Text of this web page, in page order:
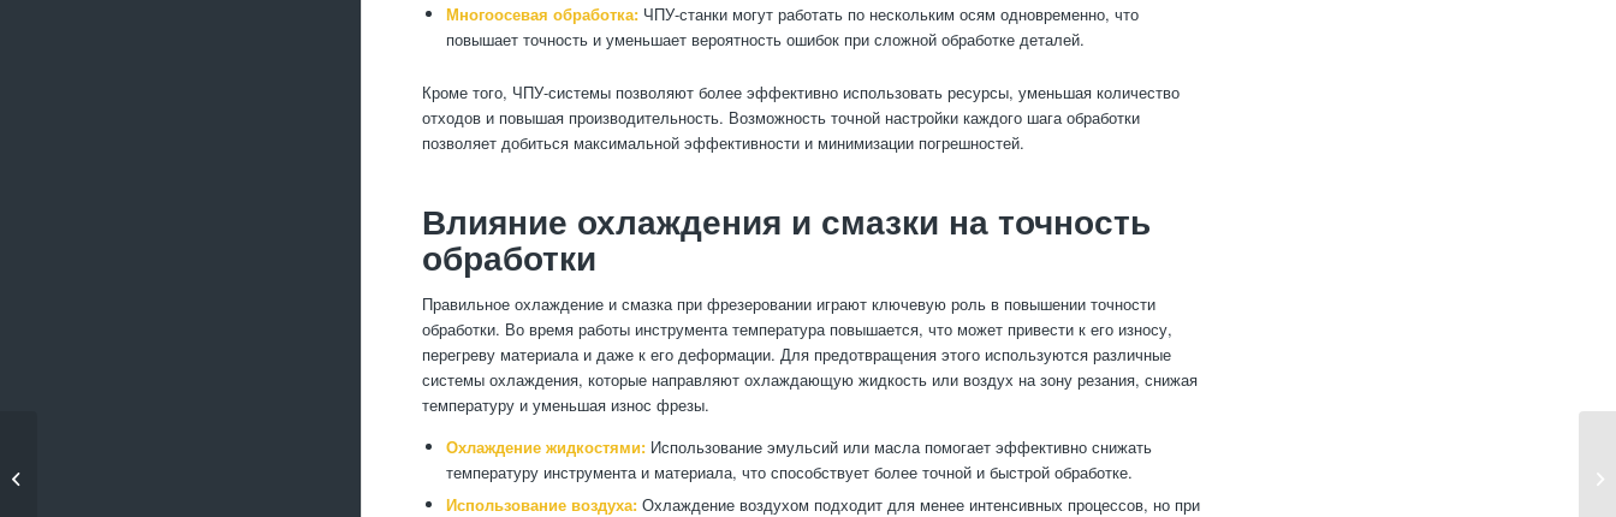
Многоосевая обработка: ЧПУ-станки могут работать по нескольким осям одновременно, что
повышает точность и уменьшает вероятность ошибок при сложной обработке деталей.
Кроме того, ЧПУ-системы позволяют более эффективно использовать ресурсы, уменьшая количество
отходов и повышая производительность. Возможность точной настройки каждого шага обработки
позволяет добиться максимальной эффективности и минимизации погрешностей.
Влияние охлаждения и смазки на точность
обработки
Правильное охлаждение и смазка при фрезеровании играют ключевую роль в повышении точности
обработки. Во время работы инструмента температура повышается, что может привести к его износу,
перегреву материала и даже к его деформации. Для предотвращения этого используются различные
системы охлаждения, которые направляют охлаждающую жидкость или воздух на зону резания, снижая
температуру и уменьшая износ фрезы.
Охлаждение жидкостями: Использование эмульсий или масла помогает эффективно снижать
температуру инструмента и материала, что способствует более точной и быстрой обработке.
Использование воздуха: Охлаждение воздухом подходит для менее интенсивных процессов, но при